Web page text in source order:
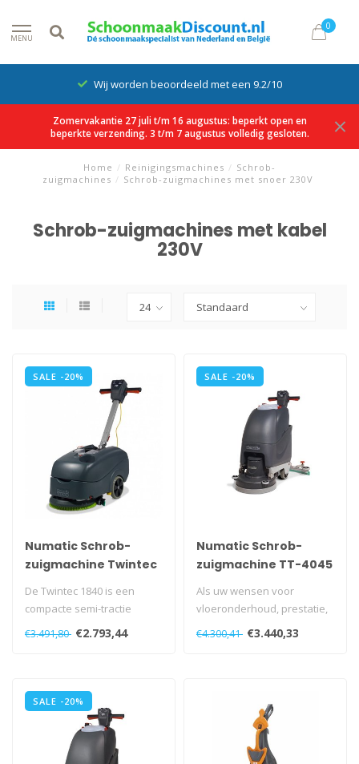
MENU
0
Wij worden beoordeeld met een 9.2/10
Zomervakantie 27 juli t/m 16 augustus: beperkt open en
beperkte verzending. 3 t/m 7 augustus volledig gesloten.
Home / Reinigingsmachines / Schrob-
zuigmachines / Schrob-zuigmachines met snoer 230V
Schrob-zuigmachines met kabel
230V
SALE -20%
Numatic Schrob-
zuigmachine Twintec
De Twintec 1840 is een
compacte semi-tractie
schrobzuigmachine
€3.491,80 €2.793,44
SALE -20%
Numatic Schrob-
zuigmachine TT-4045
G 230 Volt grijs
Als uw wensen voor
vloeronderhoud, prestatie,
vermogen en prijs zijn... dan
€4.300,41 €3.440,33
SALE -20%